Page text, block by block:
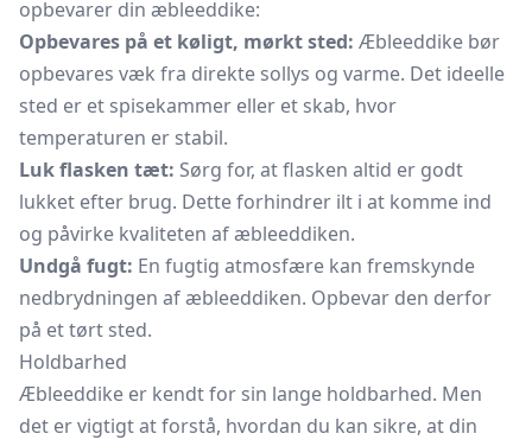
opbevarer din æbleeddike:
Opbevares på et køligt, mørkt sted: Æbleeddike bør
opbevares væk fra direkte sollys og varme. Det ideelle
sted er et spisekammer eller et skab, hvor
temperaturen er stabil.
Luk flasken tæt: Sørg for, at flasken altid er godt
lukket efter brug. Dette forhindrer ilt i at komme ind
og påvirke kvaliteten af æbleeddiken.
Undgå fugt: En fugtig atmosfære kan fremskynde
nedbrydningen af æbleeddiken. Opbevar den derfor
på et tørt sted.
Holdbarhed
Æbleeddike er kendt for sin lange holdbarhed. Men
det er vigtigt at forstå, hvordan du kan sikre, at din